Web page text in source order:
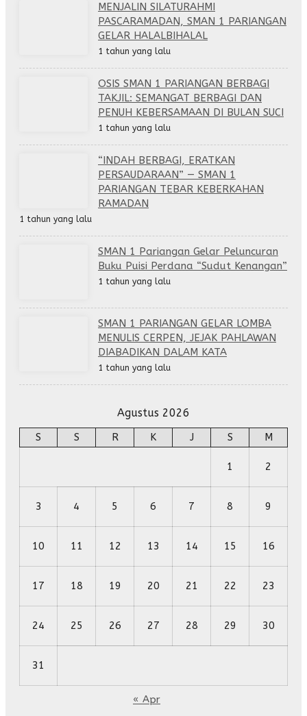
MENJALIN SILATURAHMI
PASCARAMADAN, SMAN 1 PARIANGAN
GELAR HALALBIHALAL
1 tahun yang lalu
OSIS SMAN 1 PARIANGAN BERBAGI
TAKJIL: SEMANGAT BERBAGI DAN
PENUH KEBERSAMAAN DI BULAN SUCI
1 tahun yang lalu
“INDAH BERBAGI, ERATKAN
PERSAUDARAAN” — SMAN 1
PARIANGAN TEBAR KEBERKAHAN
RAMADAN
1 tahun yang lalu
SMAN 1 Pariangan Gelar Peluncuran
Buku Puisi Perdana “Sudut Kenangan”
1 tahun yang lalu
SMAN 1 PARIANGAN GELAR LOMBA
MENULIS CERPEN, JEJAK PAHLAWAN
DIABADIKAN DALAM KATA
1 tahun yang lalu
Agustus 2026
S S R K J S M
1 2
3 4 5 6 7 8 9
10 11 12 13 14 15 16
17 18 19 20 21 22 23
24 25 26 27 28 29 30
31
« Apr